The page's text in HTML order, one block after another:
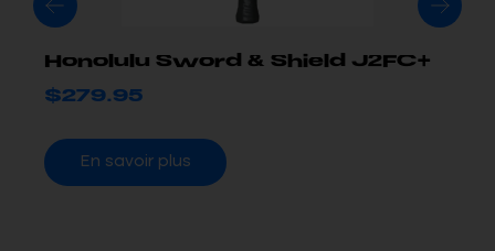
Honolulu Sword & Shield J2FC+
$279.95
En savoir plus